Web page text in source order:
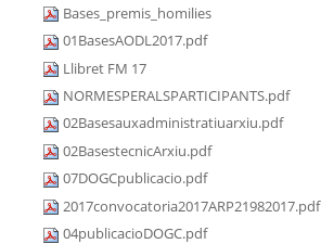
Bases_premis_homilies
01BasesAODL2017.pdf
Llibret FM 17
NORMESPERALSPARTICIPANTS.pdf
02Basesauxadministratiuarxiu.pdf
02BasestecnicArxiu.pdf
07DOGCpublicacio.pdf
2017convocatoria2017ARP21982017.pdf
04publicacioDOGC.pdf